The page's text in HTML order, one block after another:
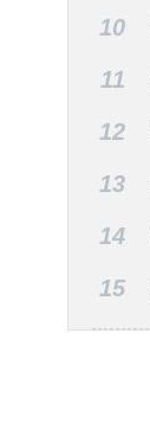
10
11
12
13
14
15